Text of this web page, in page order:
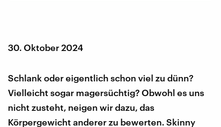
30. Oktober 2024
Schlank oder eigentlich schon viel zu dünn?
Vielleicht sogar magersüchtig? Obwohl es uns
nicht zusteht, neigen wir dazu, das
Körpergewicht anderer zu bewerten. Skinny